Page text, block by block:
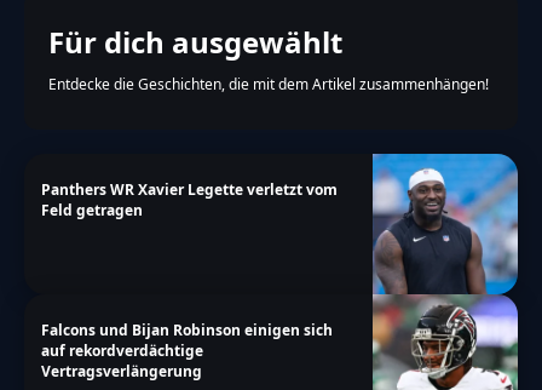
Für dich ausgewählt
Entdecke die Geschichten, die mit dem Artikel zusammenhängen!
Panthers WR Xavier Legette verletzt vom
Feld getragen
Falcons und Bijan Robinson einigen sich
auf rekordverdächtige
Vertragsverlängerung